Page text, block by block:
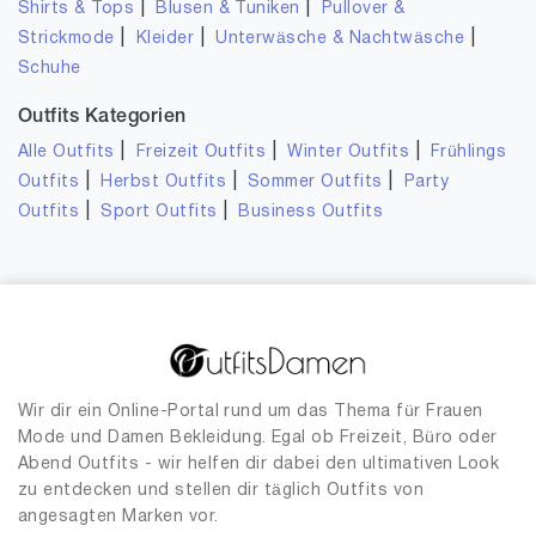
Shirts & Tops Blusen & Tuniken
Pullover &
Strickmode
Kleider |Unterwäsche & Nachtwäsche
Schuhe
Outfits Kategorien
Alle Outfits Freizeit Outfits |Winter Outfits
Frühlings
Outfits
Herbst Outfits Sommer Outfits
Party
Outfits
Sport Outfits Business Outfits
Wir dir ein Online-Portal rund um das Thema für Frauen
Mode und Damen Bekleidung. Egal ob Freizeit, Büro oder
Abend Outfits - wir helfen dir dabei den ultimativen Look
zu entdecken und stellen dir täglich Outfits von
angesagten Marken vor.